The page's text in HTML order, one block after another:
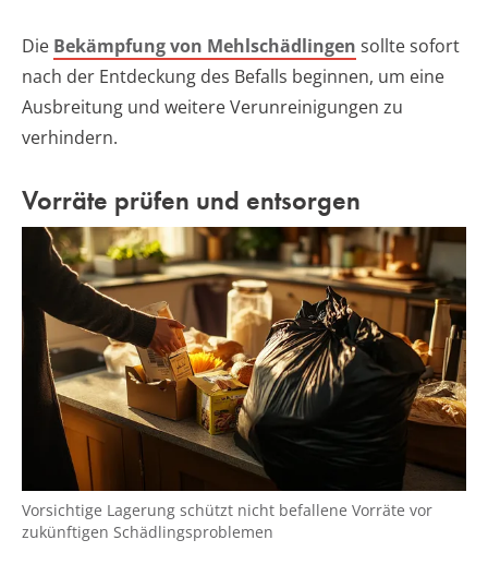
Die Bekämpfung von Mehlschädlingen sollte sofort
nach der Entdeckung des Befalls beginnen, um eine
Ausbreitung und weitere Verunreinigungen zu
verhindern.
Vorräte prüfen und entsorgen
Vorsichtige Lagerung schützt nicht befallene Vorräte vor
zukünftigen Schädlingsproblemen